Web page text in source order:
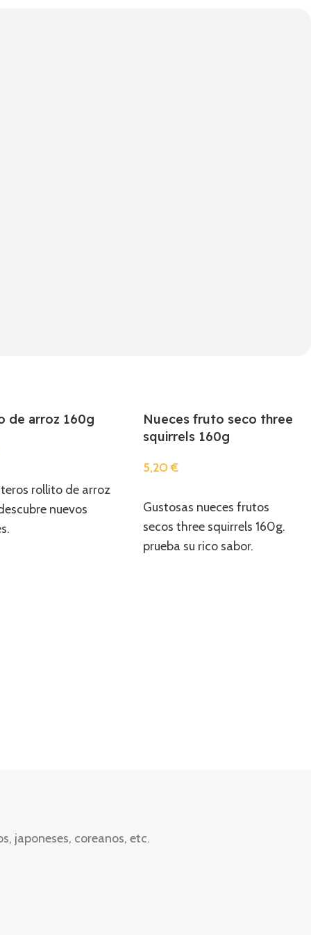
de arroz 160g
rollito de arroz
nuevos
Nueces fruto seco three
squirrels 160g
5,20€
Gustosas nueces frutos
secos three squirrels 160g.
prueba su rico sabor.
japoneses, coreanos, etc.